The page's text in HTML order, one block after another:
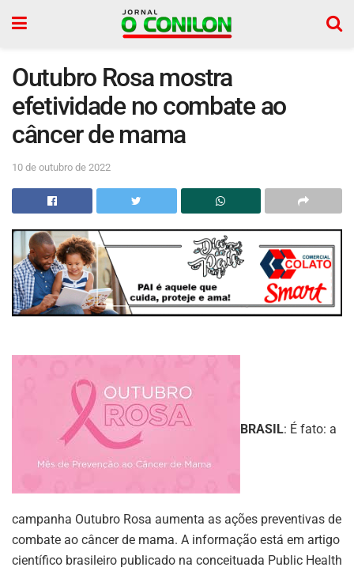
Outubro Rosa mostra
efetividade no combate ao
câncer de mama
10 de outubro de 2022
BRASIL: É fato: a
campanha Outubro Rosa aumenta as ações preventivas de
combate ao câncer de mama. A informação está em artigo
científico brasileiro publicado na conceituada Public Health